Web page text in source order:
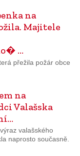
na
Majitele
…
přežila požár obce
na
Valašska
valašského
naprosto současně.